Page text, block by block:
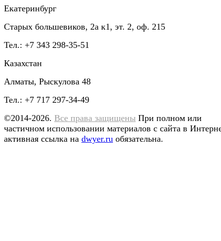
Екатеринбург
Старых большевиков, 2а к1, эт. 2, оф. 215
Тел.: +7 343 298-35-51
Казахстан
Алматы, Рыскулова 48
Тел.: +7 717 297-34-49
©2014-2026. Все права защищены При полном или
частичном использовании материалов с сайта в
активная ссылка на dwyer.ru обязательна.